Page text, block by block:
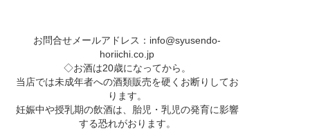
お問合せメールアドレス： info@syusendo-
horiichi.co.jp
◇お酒は20歳になってから。
当店では未成年者への酒類販売を硬くお断りしてお
ります。
妊娠中や授乳期の飲酒は、胎児・乳児の発育に影響
する恐れがおります。